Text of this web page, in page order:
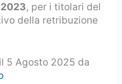
, per i titolari del
della retribuzione
5 Agosto 2025 da